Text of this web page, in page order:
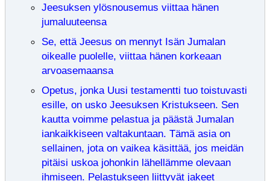
Jeesuksen ylösnousemus viittaa hänen
jumaluuteensa
Se, että Jeesus on mennyt Isän Jumalan
oikealle puolelle, viittaa hänen korkeaan
arvoasemaansa
Opetus, jonka Uusi testamentti tuo toistuvasti
esille, on usko Jeesuksen Kristukseen. Sen
kautta voimme pelastua ja päästä Jumalan
iankaikkiseen valtakuntaan. Tämä asia on
sellainen, jota on vaikea käsittää, jos meidän
pitäisi uskoa johonkin lähellämme olevaan
ihmiseen. Pelastukseen liittyvät jakeet